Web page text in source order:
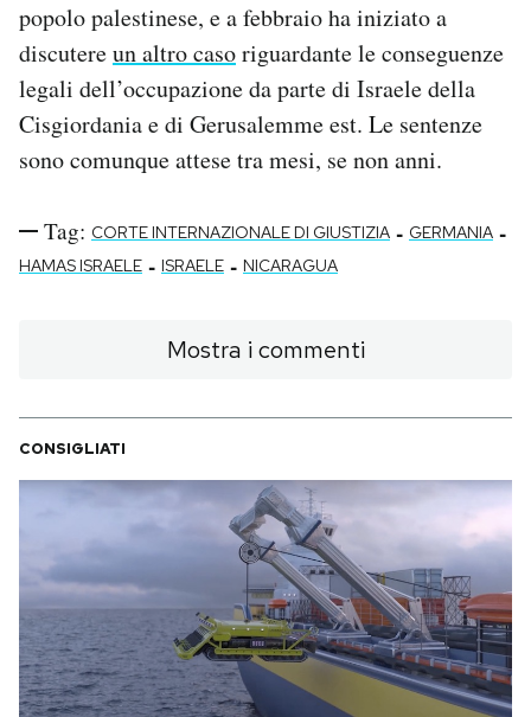
popolo palestinese, e a febbraio ha iniziato a
discutereun altro casoriguardante le conseguenze
legali dell’occupazione da parte di Israele della
Cisgiordania e di Gerusalemme est. Le sentenze
sono comunque attese tra mesi, se non anni.
Tag: CORTE INTERNAZIONALE DI GIUSTIZIA - GERMANIA -
HAMAS ISRAELE - ISRAELE - NICARAGUA
Mostra i commenti
CONSIGLIATI